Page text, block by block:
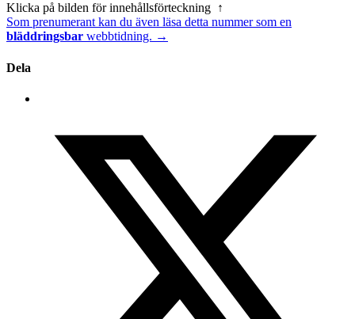
Klicka på bilden för innehållsförteckning ↑
Som prenumerant kan du även läsa detta nummer som en
bläddringsbar webbtidning. →
Dela